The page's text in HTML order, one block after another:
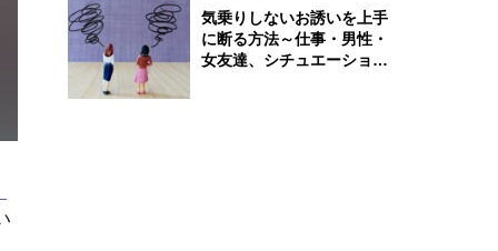
気乗りしないお誘いを上手
に断る方法～仕事・男性・
女友達、シチュエーション